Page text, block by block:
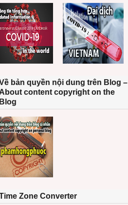
bản quyền nội dung trên Blog –
content copyright on the
Zone Converter